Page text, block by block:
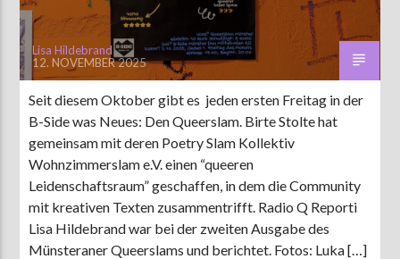
Lisa Hildebrand
12. NOVEMBER 2025
Seit diesem Oktober gibt es jeden ersten Freitag in der
B-Side was Neues: Den Queerslam. Birte Stolte hat
gemeinsam mit deren Poetry Slam Kollektiv
Wohnzimmerslam e.V. einen “queeren
Leidenschaftsraum” geschaffen, in dem die Community
mit kreativen Texten zusammentrifft. Radio Q Reporti
Lisa Hildebrand war bei der zweiten Ausgabe des
Münsteraner Queerslams und berichtet. Fotos: Luka […]